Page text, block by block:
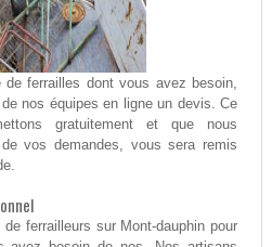
de ferrailles dont vous avez besoin,
nos équipes en ligne un devis. Ce
gratuitement et que nous
vos demandes, vous sera remis
ferrailleurs sur Mont-dauphin pour